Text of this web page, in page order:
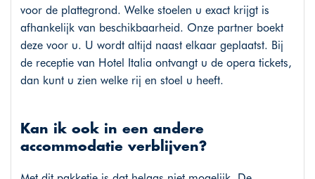
voor de plattegrond. Welke stoelen u exact krijgt is
afhankelijk van beschikbaarheid. Onze partner boekt
deze voor u. U wordt altijd naast elkaar geplaatst. Bij
de receptie van Hotel Italia ontvangt u de opera tickets,
dan kunt u zien welke rij en stoel u heeft.
Kan ik ook in een andere
accommodatie verblijven?